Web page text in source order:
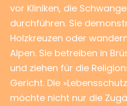
vor Kliniken, die
durchführen. Sie
Holzkreuzen oder
Alpen. Sie betreiben in
und ziehen für die
Gericht. Die
möchte nicht nur die